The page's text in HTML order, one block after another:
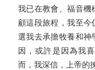
我已在教會、福音機
顧這段旅程，我至
選我去承擔牧養和神
因，或許是因為我
而，我深信，上帝的